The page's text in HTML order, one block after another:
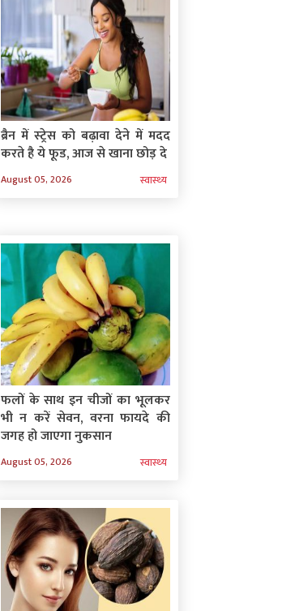
ब्रैन में स्‍ट्रेस को बढ़ावा देने में मदद
करते है ये फूड, आज से खाना छोड़ दे
August 05, 2026 स्‍वास्‍थ्‍य
फलों के साथ इन चीजों का भूलकर
भी न करें सेवन, वरना फायदे की
जगह हो जाएगा नुकसान
August 05, 2026 स्‍वास्‍थ्‍य